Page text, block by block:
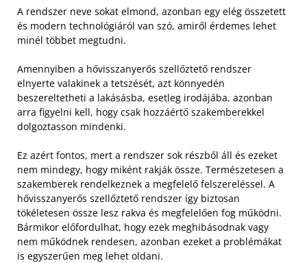
A rendszer neve sokat elmond, azonban egy elég összetett
és modern technológiáról van szó, amiről érdemes lehet
minél többet megtudni.
Amennyiben a hővisszanyerős szellőztető rendszer
elnyerte valakinek a tetszését, azt könnyedén
beszereltetheti a lakásásba, esetleg irodájába, azonban
arra figyelni kell, hogy csak hozzáértő szakemberekkel
dolgoztasson mindenki.
Ez azért fontos, mert a rendszer sok részből áll és ezeket
nem mindegy, hogy miként rakják össze. Természetesen a
szakemberek rendelkeznek a megfelelő felszereléssel. A
hővisszanyerős szellőztető rendszer így biztosan
tökéletesen össze lesz rakva és megfelelően fog működni.
Bármikor előfordulhat, hogy ezek meghibásodnak vagy
nem működnek rendesen, azonban ezeket a problémákat
is egyszerűen meg lehet oldani.